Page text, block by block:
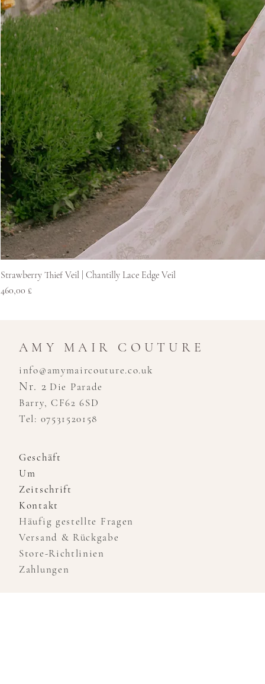
Strawberry Thief Veil | Chantilly Lace Edge Veil
Preis
460,00 £
AMY MAIR COUTURE
info@amymaircouture.co.uk
Nr. 2 Die Parade
Barry, CF62 6SD
Tel: 07531520158
Geschäft
Um
Zeitschrift
Kontakt
Häufig gestellte Fragen
Versand & Rückgabe
Store-Richtlinien
Zahlungen